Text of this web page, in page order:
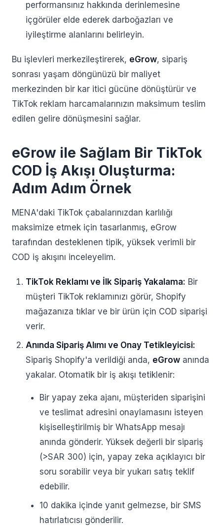
performansınız hakkında derinlemesine
içgörüler elde ederek darboğazları ve
iyileştirme alanlarını belirleyin.
Bu işlevleri merkezileştirerek, eGrow, sipariş
sonrası yaşam döngünüzü bir maliyet
merkezinden bir kar itici gücüne dönüştürür ve
TikTok reklam harcamalarınızın maksimum teslim
edilen gelire dönüşmesini sağlar.
eGrow ile Sağlam Bir TikTok
COD İş Akışı Oluşturma:
Adım Adım Örnek
MENA'daki TikTok çabalarınızdan karlılığı
maksimize etmek için tasarlanmış, eGrow
tarafından desteklenen tipik, yüksek verimli bir
COD iş akışını inceleyelim.
TikTok Reklamı ve İlk Sipariş Yakalama: Bir
müşteri TikTok reklamınızı görür, Shopify
mağazanıza tıklar ve bir ürün için COD siparişi
verir.
Anında Sipariş Alımı ve Onay Tetikleyicisi:
Sipariş Shopify'a verildiği anda, eGrow anında
yakalar. Otomatik bir iş akışı tetiklenir:
Bir yapay zeka ajanı, müşteriden siparişini
ve teslimat adresini onaylamasını isteyen
kişiselleştirilmiş bir WhatsApp mesajı
anında gönderir. Yüksek değerli bir sipariş
(>SAR 300) için, yapay zeka açıklayıcı bir
soru sorabilir veya bir yukarı satış teklif
edebilir.
10 dakika içinde yanıt gelmezse, bir SMS
hatırlatıcısı gönderilir.